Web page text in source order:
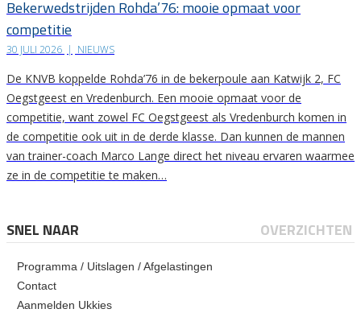
Bekerwedstrijden Rohda’76: mooie opmaat voor
competitie
30 JULI 2026 | NIEUWS
De KNVB koppelde Rohda’76 in de bekerpoule aan Katwijk 2, FC
Oegstgeest en Vredenburch. Een mooie opmaat voor de
competitie, want zowel FC Oegstgeest als Vredenburch komen in
de competitie ook uit in de derde klasse. Dan kunnen de mannen
van trainer-coach Marco Lange direct het niveau ervaren waarmee
ze in de competitie te maken…
SNEL NAAR OVERZICHTEN
Programma / Uitslagen / Afgelastingen
Contact
Aanmelden Ukkies